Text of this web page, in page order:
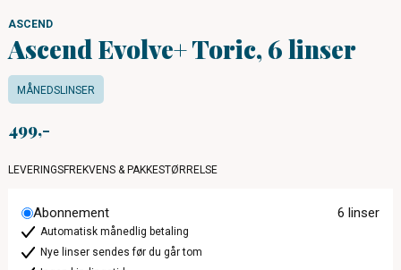
ASCEND
Ascend Evolve+ Toric, 6 linser
MÅNEDSLINSER
499
LEVERINGSFREKVENS & PAKKESTØRRELSE
Abonnement 6 linser
Automatisk månedlig betaling
Nye linser sendes før du går tom